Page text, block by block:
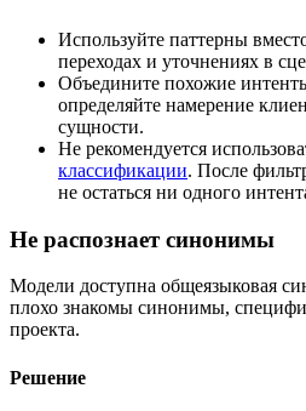
Используйте паттерны
переходах и уточнениях в
Объедините похожие
определяйте намерение
сущности.
Не рекомендуется
классификации. После
не остаться ни одного
Не распознает синонимы
Модели доступна общеязыковая
плохо знакомы синонимы,
проекта.
Решение